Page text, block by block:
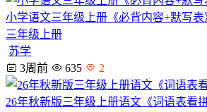
小学语文三年级上册《必背内容+默写
三年级上册
苏学
3周前
635 2
26年秋新版三年级上册语文《词语表看